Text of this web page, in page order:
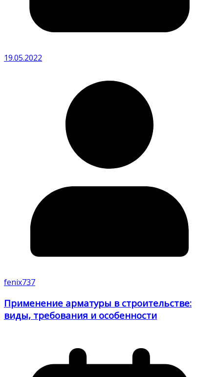
19.05.2022
fenix737
Применение арматуры в строительстве:
виды, требования и особенности